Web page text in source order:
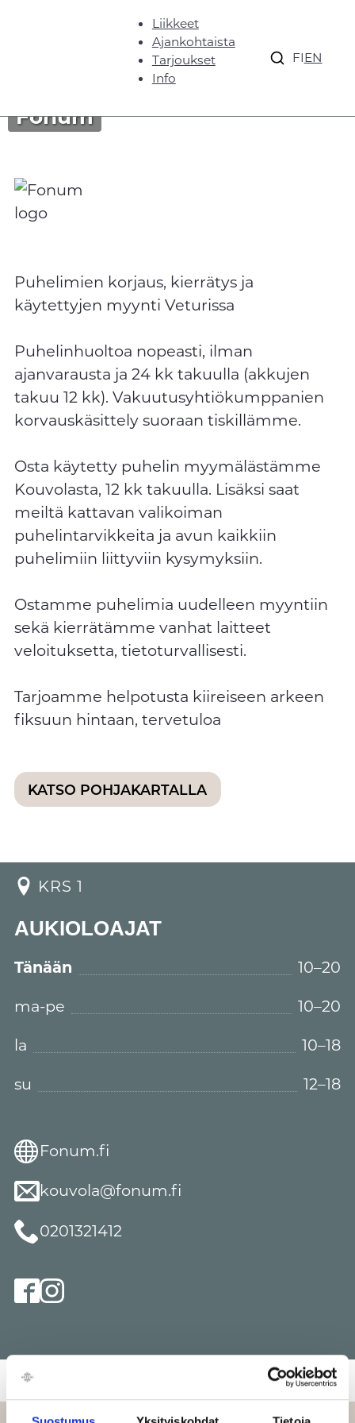
Liikkeet
Ajankohtaista
Tarjoukset
Info
FIEN
Fonum
Puhelimien korjaus, kierrätys ja
käytettyjen myynti Veturissa
Puhelinhuoltoa nopeasti, ilman
ajanvarausta ja 24 kk takuulla (akkujen
takuu 12 kk). Vakuutusyhtiökumppanien
korvauskäsittely suoraan tiskillämme.
Osta käytetty puhelin myymälästämme
Kouvolasta, 12 kk takuulla. Lisäksi saat
meiltä kattavan valikoiman
puhelintarvikkeita ja avun kaikkiin
puhelimiin liittyviin kysymyksiin.
Ostamme puhelimia uudelleen myyntiin
sekä kierrätämme vanhat laitteet
veloituksetta, tietoturvallisesti.
Tarjoamme helpotusta kiireiseen arkeen
fiksuun hintaan, tervetuloa
KATSO POHJAKARTALLA
KRS 1
AUKIOLOAJAT
Tänään
10–20
ma-pe
10–20
la
10–18
su
12–18
Fonum.fi
kouvola@fonum.fi
0201321412